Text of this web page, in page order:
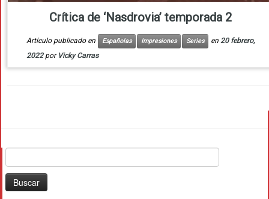
Crítica de ‘Nasdrovia’ temporada 2
Artículo publicado en Españolas Impresiones Series en 20 febrero,
2022 por Vicky Carras